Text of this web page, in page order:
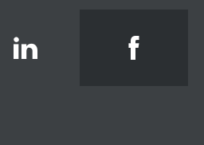
Linkedin